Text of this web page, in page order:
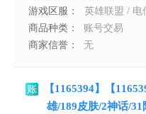
游戏区服：
英雄联盟 / 电
商品种类：
账号交易
商家信誉：
无
【1165394】【
雄/189皮肤/2神话/